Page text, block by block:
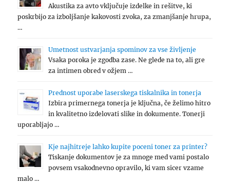
Akustika za avto vključuje izdelke in rešitve, ki
poskrbijo za izboljšanje kakovosti zvoka, za zmanjšanje hrupa,
…
Umetnost ustvarjanja spominov za vse življenje
Vsaka poroka je zgodba zase. Ne glede na to, ali gre
za intimen obred v ožjem …
Prednost uporabe laserskega tiskalnika in tonerja
Izbira primernega tonerja je ključna, če želimo hitro
in kvalitetno izdelovati slike in dokumente. Tonerji
uporabljajo …
Kje najhitreje lahko kupite poceni toner za printer?
Tiskanje dokumentov je za mnoge med vami postalo
povsem vsakodnevno opravilo, ki vam sicer vzame
malo …